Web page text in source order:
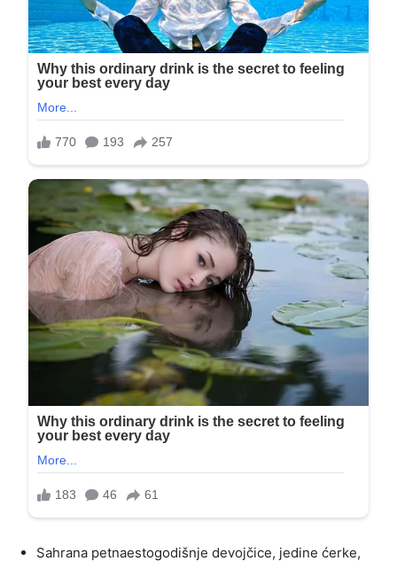
Sahrana petnaestogodišnje devojčice, jedine ćerke,